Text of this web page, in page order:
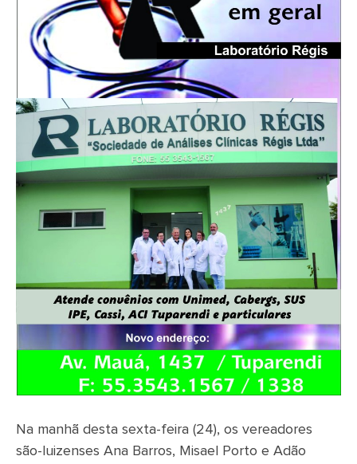
Na manhã desta sexta-feira (24), os vereadores
são-luizenses Ana Barros, Misael Porto e Adão